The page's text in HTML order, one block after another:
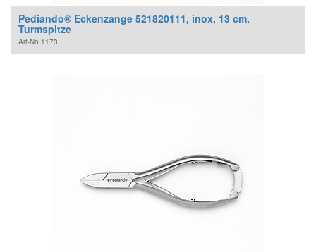
Pediando® Eckenzange 521820111, inox, 13 cm,
Turmspitze
Art-No 1173